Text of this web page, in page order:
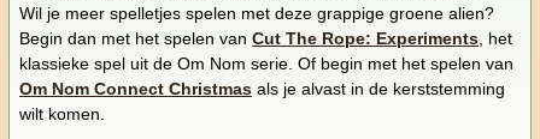
Wil je meer spelletjes spelen met deze grappige groene alien?
Begin dan met het spelen van Cut The Rope: Experiments, het
klassieke spel uit de Om Nom serie. Of begin met het spelen van
Om Nom Connect Christmas als je alvast in de kerststemming
wilt komen.